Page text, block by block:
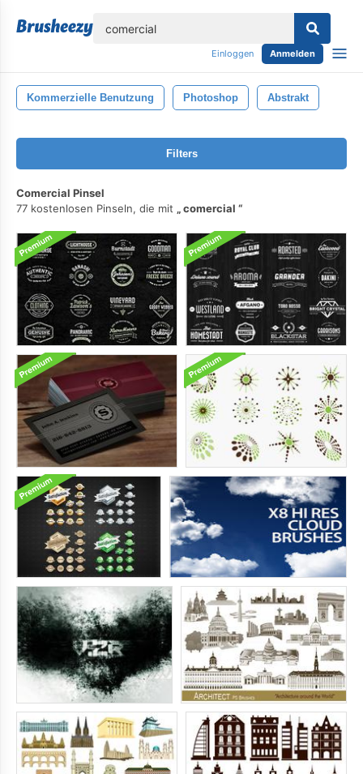
Einloggen Anmelden
Kommerzielle Benutzung Photoshop Abstrakt
Filters
Comercial Pinsel
77 kostenlosen Pinseln, die mit
comercial